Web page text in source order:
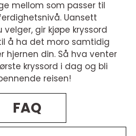
mellom som passer til
Uansett
gir kjøpe kryssord
å ha det moro samtidig
hjernen din. Så hva venter
kryssord i dag og bli
reisen!
FAQ